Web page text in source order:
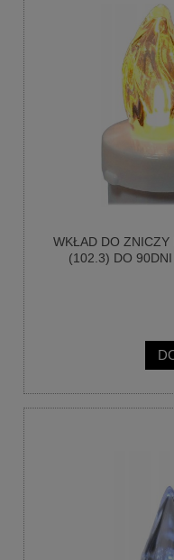
WKŁAD DO ZNICZY
(102.3) DO